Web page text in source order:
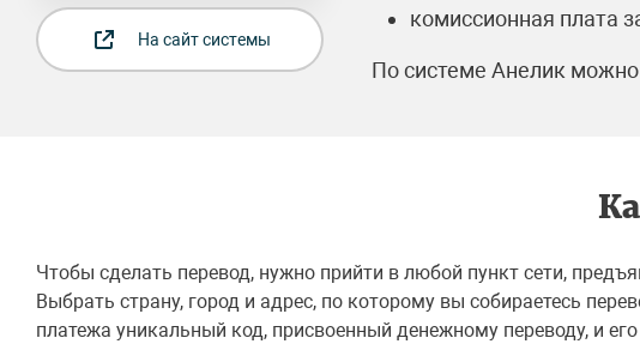
На сайт системы
комиссионная плата
По системе Анелик
Чтобы сделать перевод, нужно прийти в любой пункт сети,
Выбрать страну, город и адрес, по которому вы собираетесь
платежа уникальный код, присвоенный денежному переводу, и